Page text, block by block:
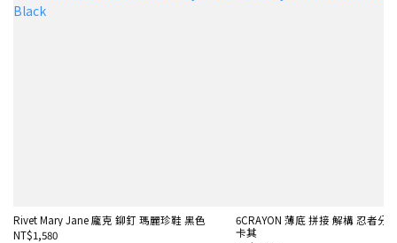
Rivet Mary Jane 龐克 鉚釘 瑪麗珍鞋 黑色
NT$1,580
6CRAYON 薄底 拼接 解構 忍者分
卡其